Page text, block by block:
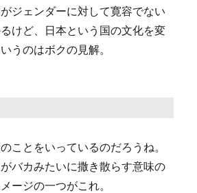
ジェンダーに対して寛容でない
けど、日本という国の文化を変
うのはボクの見解。
ことをいっているのだろうね。
バカみたいに撒き散らす意味の
ージの一つがこれ。